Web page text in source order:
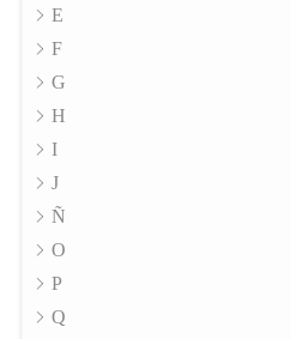
E
F
G
H
I
J
Ñ
O
P
Q